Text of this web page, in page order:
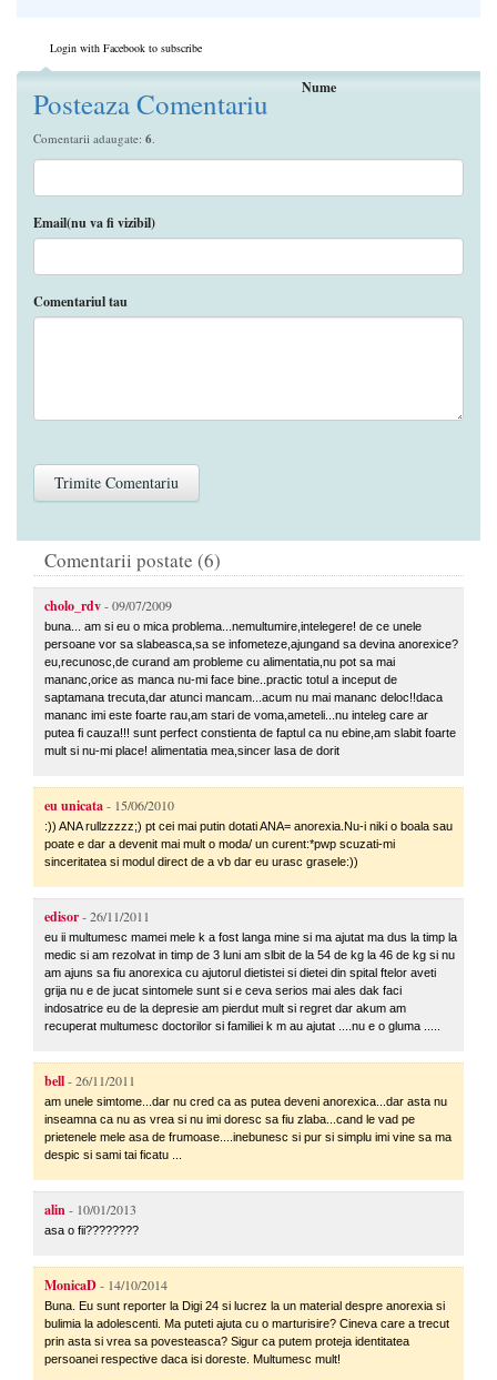
Login with Facebook to subscribe
Posteaza Comentariu
Comentarii adaugate: 6
Nume
Email(nu va fi vizibil)
Comentariul tau
Comentarii postate (6)
cholo_rdv- 09/07/2009
buna... am si eu o mica problema...nemultumire,intelegere! de ce unele
persoane vor sa slabeasca,sa se infometeze,ajungand sa devina anorexice?
eu,recunosc,de curand am probleme cu alimentatia,nu pot sa mai
mananc,orice as manca nu-mi face bine..practic totul a inceput de
saptamana trecuta,dar atunci mancam...acum nu mai mananc deloc!!daca
mananc imi este foarte rau,am stari de voma,ameteli...nu inteleg care ar
putea fi cauza!!! sunt perfect constienta de faptul ca nu ebine,am slabit foarte
mult si nu-mi place! alimentatia mea,sincer lasa de dorit
eu unicata- 15/06/2010
:)) ANA rullzzzzz;) pt cei mai putin dotati ANA= anorexia.Nu-i niki o boala sau
poate e dar a devenit mai mult o moda/ un curent:*pwp scuzati-mi
sinceritatea si modul direct de a vb dar eu urasc grasele:))
edisor- 26/11/2011
eu ii multumesc mamei mele k a fost langa mine si ma ajutat ma dus la timp la
medic si am rezolvat in timp de 3 luni am slbit de la 54 de kg la 46 de kg si nu
am ajuns sa fiu anorexica cu ajutorul dietistei si dietei din spital ftelor aveti
grija nu e de jucat sintomele sunt si e ceva serios mai ales dak faci
indosatrice eu de la depresie am pierdut mult si regret dar akum am
recuperat multumesc doctorilor si familiei k m au ajutat ....nu e o gluma .....
bell- 26/11/2011
am unele simtome...dar nu cred ca as putea deveni anorexica...dar asta nu
inseamna ca nu as vrea si nu imi doresc sa fiu zlaba...cand le vad pe
prietenele mele asa de frumoase....inebunesc si pur si simplu imi vine sa ma
despic si sami tai ficatu ...
alin- 10/01/2013
asa o fii????????
MonicaD- 14/10/2014
Buna. Eu sunt reporter la Digi 24 si lucrez la un material despre anorexia si
bulimia la adolescenti. Ma puteti ajuta cu o marturisire? Cineva care a trecut
prin asta si vrea sa povesteasca? Sigur ca putem proteja identitatea
persoanei respective daca isi doreste. Multumesc mult!